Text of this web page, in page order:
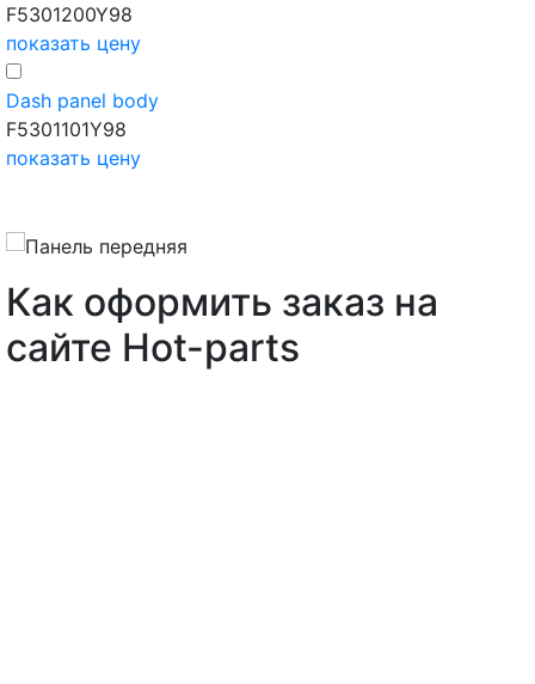
F5301200Y98
показать цену
Dash panel body
F5301101Y98
показать цену
Как оформить заказ на
сайте Hot-parts